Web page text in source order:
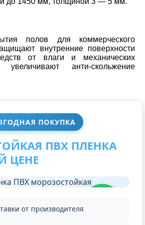
ПОКУПКА
ПВХ ПЛЕНКА
ЦЕНЕ
от производителя
полов для коммерческого
внутренние поверхности
от влаги и механических
анти-скольжение